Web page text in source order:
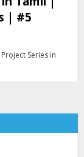
| #5
Series in